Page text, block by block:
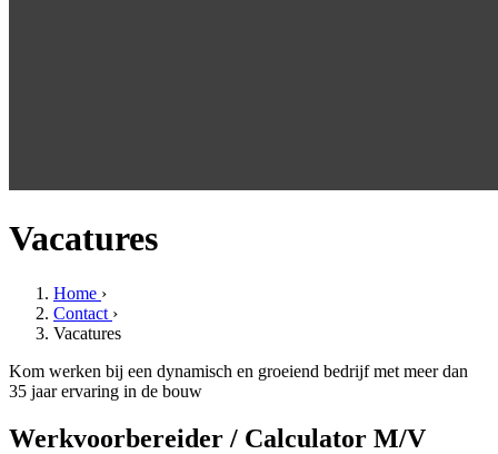
Vacatures
Home ›
Contact ›
Vacatures
Kom werken bij een dynamisch en groeiend bedrijf met meer dan
35 jaar ervaring in de bouw
Werkvoorbereider / Calculator M/V